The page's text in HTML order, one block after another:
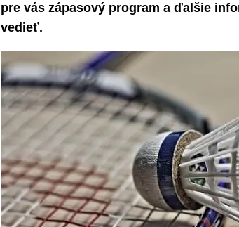
pre vás zápasový program a ďalšie
vedieť.